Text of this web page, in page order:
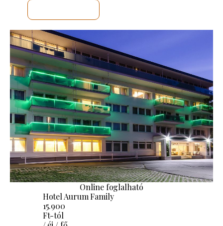
Online foglalható
Hotel Aurum Family
15.900
Ft-tól